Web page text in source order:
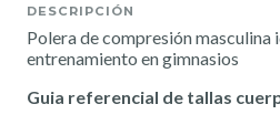
DESCRIPCIÓN
Polera de compresión masculina
entrenamiento en gimnasios
Guia referencial de tallas